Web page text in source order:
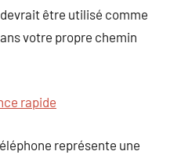
être utilisé comme
votre propre chemin
rapide
représente une